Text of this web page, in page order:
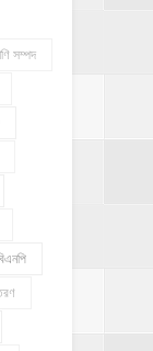
সম্পদ